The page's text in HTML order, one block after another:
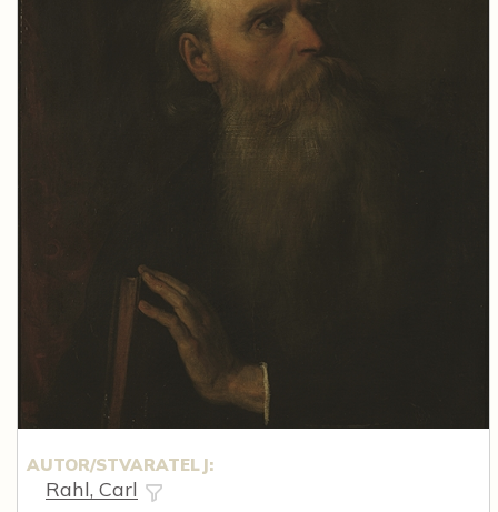
AUTOR/STVARATELJ:
Rahl, Carl